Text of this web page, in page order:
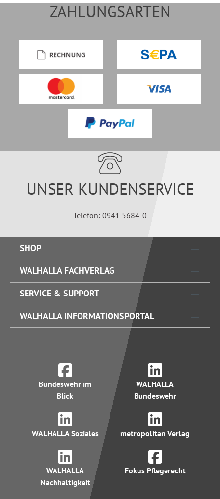
ZAHLUNGSARTEN
UNSER KUNDENSERVICE
Telefon: 0941 5684-0
SHOP
WALHALLA FACHVERLAG
SERVICE & SUPPORT
WALHALLA INFORMATIONSPORTAL
Bundeswehr im
Blick
WALHALLA
Bundeswehr
WALHALLA Soziales metropolitan Verlag
WALHALLA
Nachhaltigkeit
Fokus Pflegerecht